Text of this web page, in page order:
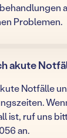
Problemen.
akute
Notfälle
ist, ruf uns
an.